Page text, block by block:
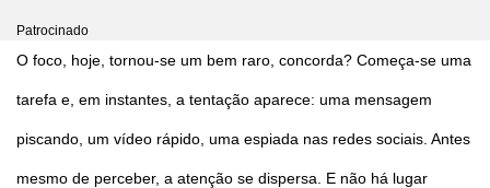
Patrocinado
O foco, hoje, tornou-se um bem raro, concorda? Começa-se uma
tarefa e, em instantes, a tentação aparece: uma mensagem
piscando, um vídeo rápido, uma espiada nas redes sociais. Antes
mesmo de perceber, a atenção se dispersa. E não há lugar